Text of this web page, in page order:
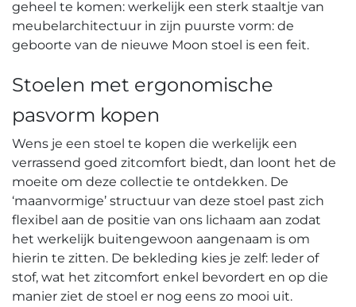
geheel te komen: werkelijk een sterk staaltje van
meubelarchitectuur in zijn puurste vorm: de
geboorte van de nieuwe Moon stoel is een feit.
Stoelen met ergonomische
pasvorm kopen
Wens je een stoel te kopen die werkelijk een
verrassend goed zitcomfort biedt, dan loont het de
moeite om deze collectie te ontdekken. De
‘maanvormige’ structuur van deze stoel past zich
flexibel aan de positie van ons lichaam aan zodat
het werkelijk buitengewoon aangenaam is om
hierin te zitten. De bekleding kies je zelf: leder of
stof, wat het zitcomfort enkel bevordert en op die
manier ziet de stoel er nog eens zo mooi uit.